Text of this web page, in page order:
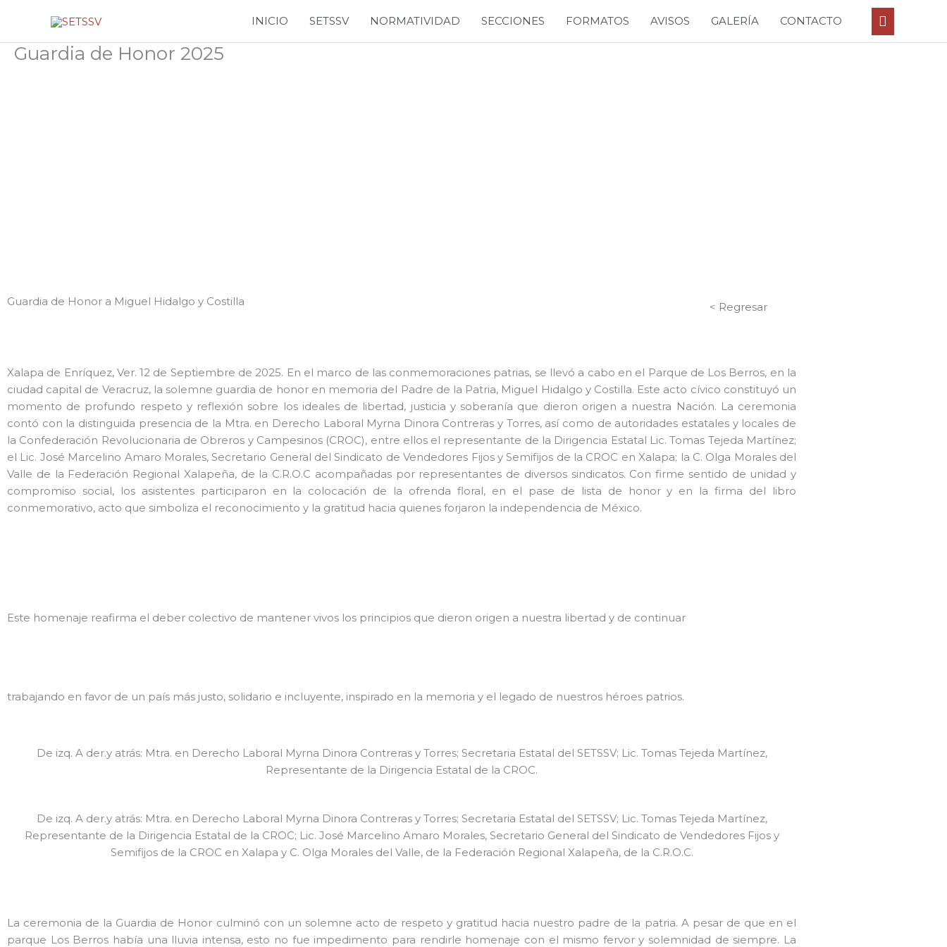
contenido
INICIO SETSSV NORMATIVIDAD SECCIONES FORMATOS AVISOS GALERÍA CONTACTO Buscar
Guardia de Honor 2025
Guardia de Honor a Miguel Hidalgo y Costilla < Regresar
Xalapa de Enríquez, Ver. 12 de Septiembre de 2025. En el marco de las conmemoraciones patrias, se llevó a cabo en el Parque de Los Berros, en la
ciudad capital de Veracruz, la solemne guardia de honor en memoria del Padre de la Patria, Miguel Hidalgo y Costilla. Este acto cívico constituyó un
momento de profundo respeto y reflexión sobre los ideales de libertad, justicia y soberanía que dieron origen a nuestra Nación. La ceremonia
contó con la distinguida presencia de la Mtra. en Derecho Laboral Myrna Dinora Contreras y Torres, así como de autoridades estatales y locales de
la Confederación Revolucionaria de Obreros y Campesinos (CROC), entre ellos el representante de la Dirigencia Estatal Lic. Tomas Tejeda Martínez;
el Lic. José Marcelino Amaro Morales, Secretario General del Sindicato de Vendedores Fijos y Semifijos de la CROC en Xalapa; la C. Olga Morales del
Valle de la Federación Regional Xalapeña, de la C.R.O.C acompañadas por representantes de diversos sindicatos. Con firme sentido de unidad y
compromiso social, los asistentes participaron en la colocación de la ofrenda floral, en el pase de lista de honor y en la firma del libro
conmemorativo, acto que simboliza el reconocimiento y la gratitud hacia quienes forjaron la independencia de México.
Este homenaje reafirma el deber colectivo de mantener vivos los principios que dieron origen a nuestra libertad y de continuar
trabajando en favor de un país más justo, solidario e incluyente, inspirado en la memoria y el legado de nuestros héroes patrios.
De izq. A der.y atrás: Mtra. en Derecho Laboral Myrna Dinora Contreras y Torres; Secretaria Estatal del SETSSV; Lic. Tomas Tejeda Martínez,
Representante de la Dirigencia Estatal de la CROC.
De izq. A der.y atrás: Mtra. en Derecho Laboral Myrna Dinora Contreras y Torres; Secretaria Estatal del SETSSV; Lic. Tomas Tejeda Martínez,
Representante de la Dirigencia Estatal de la CROC; Lic. José Marcelino Amaro Morales, Secretario General del Sindicato de Vendedores Fijos y
Semifijos de la CROC en Xalapa y C. Olga Morales del Valle, de la Federación Regional Xalapeña, de la C.R.O.C.
La ceremonia de la Guardia de Honor culminó con un solemne acto de respeto y gratitud hacia nuestro padre de la patria. A pesar de que en el
parque Los Berros había una lluvia intensa, esto no fue impedimento para rendirle homenaje con el mismo fervor y solemnidad de siempre. La